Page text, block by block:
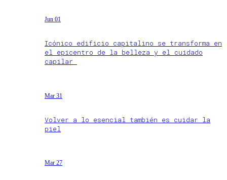
Jun 01
Icónico edificio capitalino se transforma en
el epicentro de la belleza y el cuidado
capilar
Mar 31
Volver a lo esencial también es cuidar la
piel
Mar 27